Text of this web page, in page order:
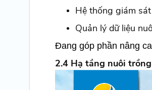
Hệ thống giám
Quản lý dữ liệu
Đang góp phần nâng
2.4 Hạ tầng nuôi trồng